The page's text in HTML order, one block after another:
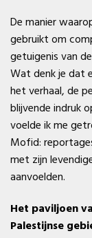
De manier
gebruikt om
getuigenis van
Wat denk je dat
het verhaal, de
blijvende indruk
voelde ik me
Mofid:
met zijn
aanvoelden.
Het paviljoen
Palestijnse